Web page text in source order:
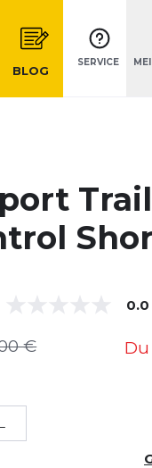
BLOG
SERVICE
Trail
0.0
€